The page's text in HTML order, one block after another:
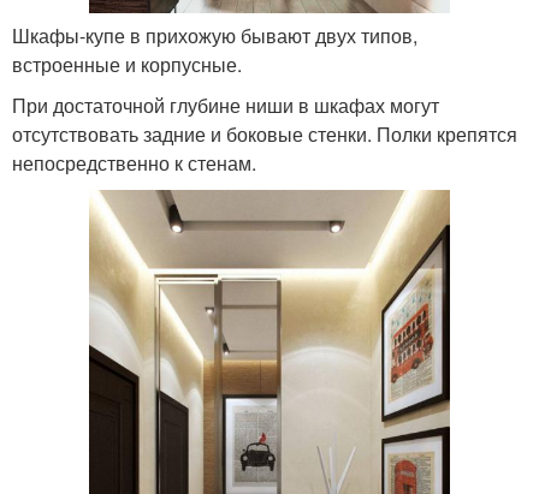
Шкафы-купе в прихожую бывают двух типов,
встроенные и корпусные.
При достаточной глубине ниши в шкафах могут
отсутствовать задние и боковые стенки. Полки крепятся
непосредственно к стенам.